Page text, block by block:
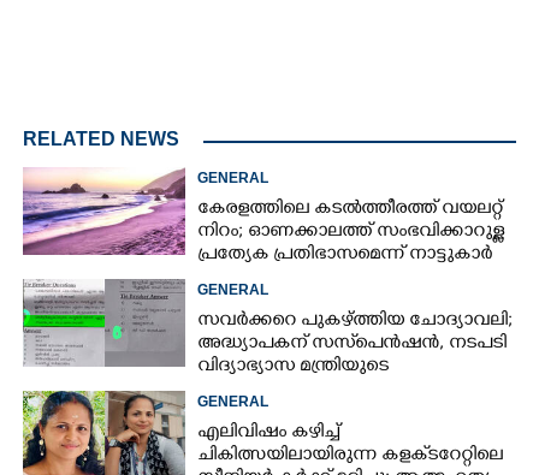
RELATED NEWS
GENERAL
കേരളത്തിലെ കടൽത്തീരത്ത് വയലറ്റ്
നിറം; ഓണക്കാലത്ത് സംഭവിക്കാറുള്ള
പ്രത്യേക പ്രതിഭാസമെന്ന് നാട്ടുകാർ
GENERAL
സവർക്കറെ പുകഴ്ത്തിയ ചോദ്യാവലി;
അദ്ധ്യാപകന് സസ്‌പെൻഷൻ, നടപടി
വിദ്യാഭ്യാസ മന്ത്രിയുടെ
GENERAL
എലിവിഷം കഴിച്ച്
ചികിത്സയിലായിരുന്ന കളക്‌ടറേറ്റിലെ